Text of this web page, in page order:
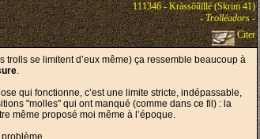
111346 - Kràssõûïllé (Skrim 41)
-Trolléadors-
Citer
trolls se limitent d’eux même) ça ressemble beaucoup à
.
qui fonctionne, c’est une limite stricte, indépassable,
"molles" qui ont manqué (comme dans ce fil) : la
même proposé moi même à l’époque.